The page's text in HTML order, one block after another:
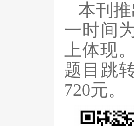
本刊
一时间
上体现
题目跳
720元。